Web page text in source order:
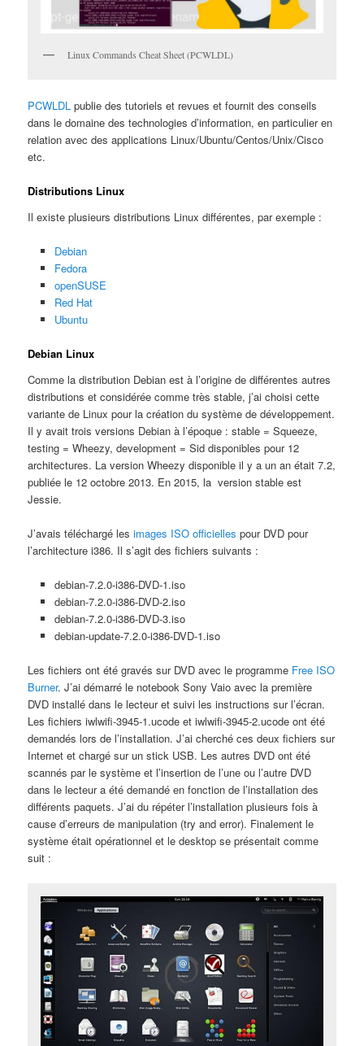
Linux Commands Cheat Sheet (PCWLDL)
PCWLDL publie des tutoriels et revues et fournit des conseils
dans le domaine des technologies d’information, en particulier en
relation avec des applications Linux/Ubuntu/Centos/Unix/Cisco
etc.
Distributions Linux
Il existe plusieurs distributions Linux différentes, par exemple :
Debian
Fedora
openSUSE
Red Hat
Ubuntu
Debian Linux
Comme la distribution Debian est à l’origine de différentes autres
distributions et considérée comme très stable, j’ai choisi cette
variante de Linux pour la création du système de développement.
Il y avait trois versions Debian à l’époque : stable = Squeeze,
testing = Wheezy, development = Sid disponibles pour 12
architectures. La version Wheezy disponible il y a un an était 7.2,
publiée le 12 octobre 2013. En 2015, la version stable est
Jessie.
J’avais téléchargé lesimages ISO officielles pour DVD pour
l’architecture i386. Il s’agit des fichiers suivants :
debian-7.2.0-i386-DVD-1.iso
debian-7.2.0-i386-DVD-2.iso
debian-7.2.0-i386-DVD-3.iso
debian-update-7.2.0-i386-DVD-1.iso
Les fichiers ont été gravés sur DVD avec le programme Free ISO
Burner. J’ai démarré le notebook Sony Vaio avec la première
DVD installé dans le lecteur et suivi les instructions sur l’écran.
Les fichiers iwlwifi-3945-1.ucode et iwlwifi-3945-2.ucode ont été
demandés lors de l’installation. J’ai cherché ces deux fichiers sur
Internet et chargé sur un stick USB. Les autres DVD ont été
scannés par le système et l’insertion de l’une ou l’autre DVD
dans le lecteur a été demandé en fonction de l’installation des
différents paquets. J’ai du répéter l’installation plusieurs fois à
cause d’erreurs de manipulation (try and error). Finalement le
système était opérationnel et le desktop se présentait comme
suit :